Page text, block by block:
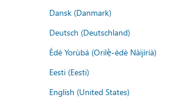
Dansk (Danmark)
Deutsch (Deutschland)
Èdè Yorùbá (Orilẹ̀-èdè Nàìjíríà)
Eesti (Eesti)
English (United States)